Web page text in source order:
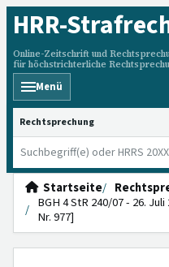
HRR-
Online-Zeitschrift und
für höchstrichterliche
Menü
HRRS durchsuchen
Startseite
BGH 4 StR 240/07 - 26.
Nr. 977]